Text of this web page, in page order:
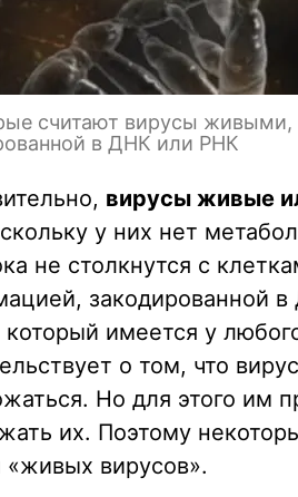
считают вирусы
в ДНК или РНК
вирусы живые
у них нет
не столкнутся с
закодированной
имеется у
о том, что
Но для этого им
их. Поэтому
«живых вирусов».